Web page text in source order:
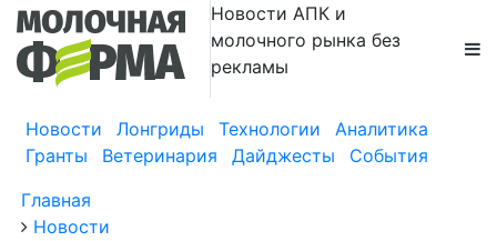
Новости АПК и
молочного рынка без
рекламы
Новости Лонгриды Технологии
Аналитика
Гранты
Ветеринария Дайджесты
События
Главная
Новости